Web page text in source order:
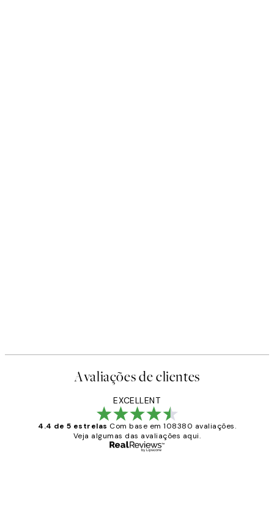
Avaliações de clientes
EXCELLENT
4.4 de 5 estrelas Com base em 108380 avaliações.
Veja algumas das avaliações aqui.